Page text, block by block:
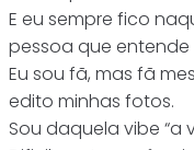
E eu sempre fico
pessoa que
Eu sou fã, mas fã
edito minhas fotos.
Sou daquela vibe “a